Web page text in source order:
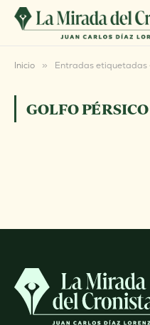
Inicio » Entradas etiquetadas
GOLFO PÉRSICO